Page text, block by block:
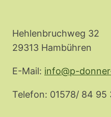
Hehlenbruchweg 32
29313 Hambühren
E-Mail: info@p-
Telefon: 01578/ 84 95